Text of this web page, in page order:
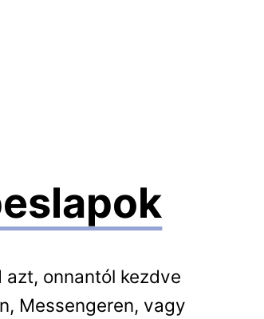
onnantól kezdve
Messengeren, vagy